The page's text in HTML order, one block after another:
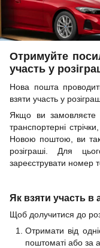
Отримуйте
участь у
Нова пошта
взяти участь у
Якщо ви замовляєте
транспортерні
Новою поштою, ви
розіграші. Для
зареєструвати номер
Як взяти участь в
Щоб долучитися до
Отримати від
поштоматі або за